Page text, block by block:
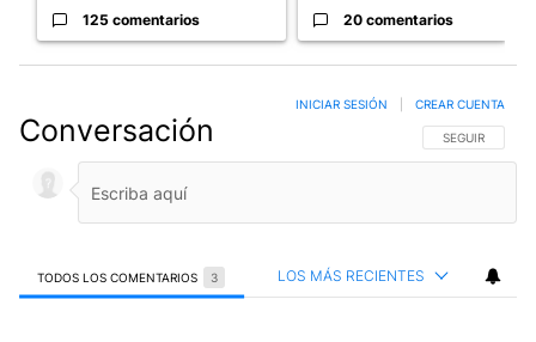
125 comentarios 20 comentarios
Conversación SIGA ESTA
SEGUIR
INICIAR SESIÓN CREAR CUENTA
TODOS LOS COMENTARIOS 3 LOS MÁS RECIENTES